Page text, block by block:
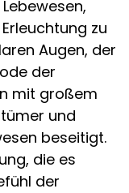
zu
Augen, der
der
mit großem
und
beseitigt.
die es
der